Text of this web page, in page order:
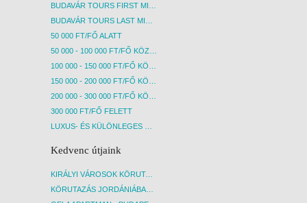
50 000 FT/FŐ ALATT
300 000 FT/FŐ FELETT
Kedvenc útjaink
KIRÁLYI VÁROSOK KÖRUTAZÁS KÖZVETLEN REPÜLŐJÁRATTAL - BUDAPEST, REPÜLŐ